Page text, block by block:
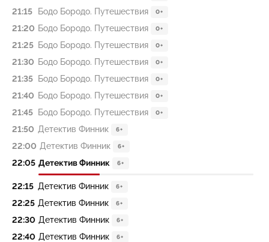
21:15 Бодо Бородо. Путешествия 0+
21:20 Бодо Бородо. Путешествия 0+
21:25 Бодо Бородо. Путешествия 0+
21:30 Бодо Бородо. Путешествия 0+
21:35 Бодо Бородо. Путешествия 0+
21:40 Бодо Бородо. Путешествия 0+
21:45 Бодо Бородо. Путешествия 0+
21:50 Детектив Финник 6+
22:00 Детектив Финник 6+
22:05 Детектив Финник 6+
22:15 Детектив Финник 6+
22:25 Детектив Финник 6+
22:30 Детектив Финник 6+
22:40 Детектив Финник 6+